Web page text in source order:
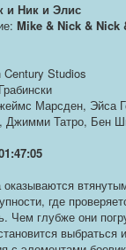
и Ник и Элис
Mike & Nick & Nick
Studios
Марсден, Эйса
Джимми Татро, Бен
оказываются
где
Чем глубже они
выбраться